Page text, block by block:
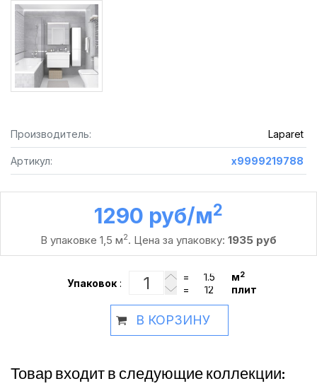
Производитель: Laparet
Артикул: х9999219788
1290 руб /м2
В упаковке 1,5 м2. Цена за упаковку: 1935 руб
Упаковок :
= м2
= плит
В КОРЗИНУ
Товар входит в следующие коллекции: